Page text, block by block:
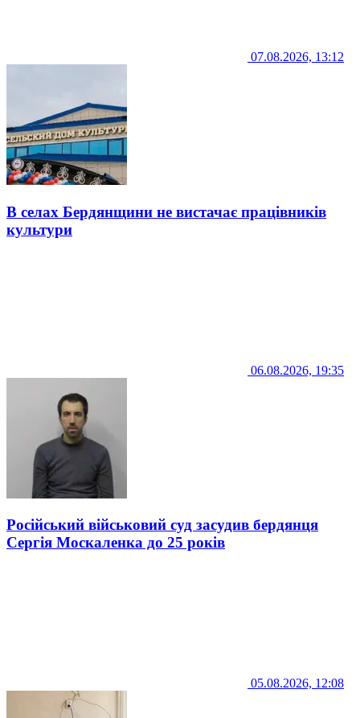
07.08.2026, 13:12
В селах Бердянщини не вистачає працівників
культури
06.08.2026, 19:35
Російський військовий суд засудив бердянця
Сергія Москаленка до 25 років
05.08.2026, 12:08